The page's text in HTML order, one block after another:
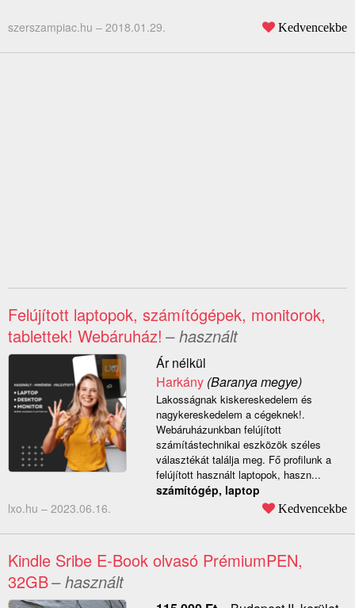
szerszampiac.hu – 2018.01.29. Kedvencekbe
Felújított laptopok, számítógépek, monitorok,
tablettek! Webáruház! – használt
Ár nélkül
Harkány(Baranya megye)
Lakosságnak kiskereskedelem és
nagykereskedelem a cégeknek!.
Webáruházunkban felújított
számítástechnikai eszközök széles
választékát találja meg. Fő profilunk a
felújított használt laptopok, haszn...
számítógép, laptop
lxo.hu – 2023.06.16. Kedvencekbe
Kindle Sribe E-Book olvasó PrémiumPEN,
32GB– használt